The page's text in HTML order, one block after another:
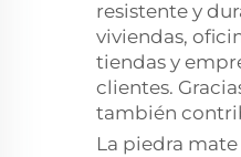
resistente y
viviendas,
tiendas y
clientes.
también
La piedra